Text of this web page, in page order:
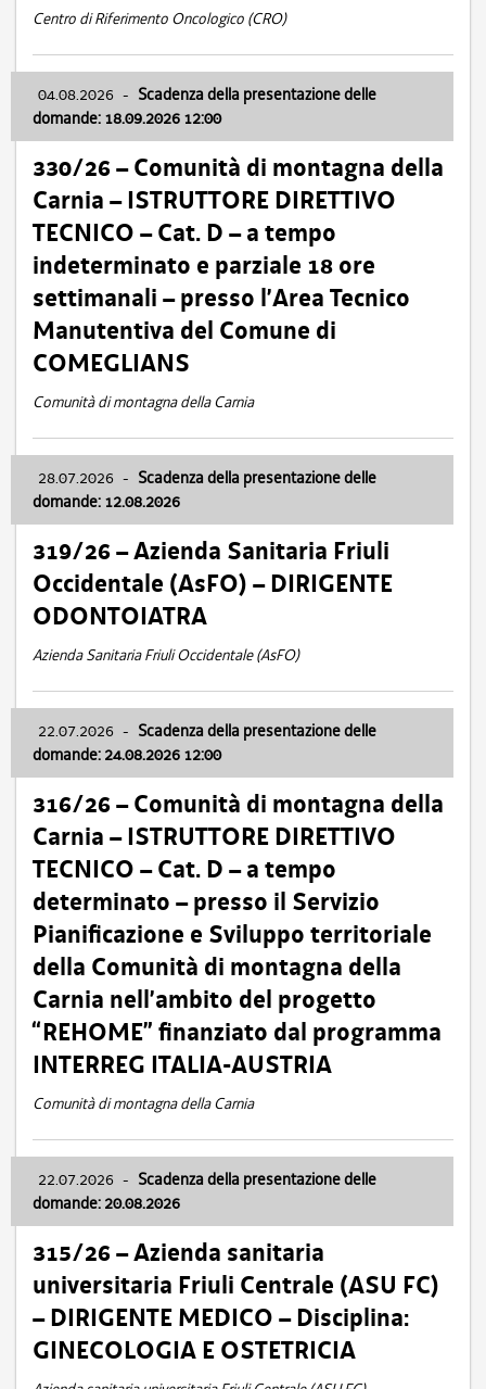
Centro di Riferimento Oncologico (CRO)
04.08.2026 - Scadenza della presentazione delle
domande: 18.09.2026 12:00
330/26 – Comunità di montagna della
Carnia – ISTRUTTORE DIRETTIVO
TECNICO – Cat. D – a tempo
indeterminato e parziale 18 ore
settimanali – presso l’Area Tecnico
Manutentiva del Comune di
COMEGLIANS
Comunità di montagna della Carnia
28.07.2026 - Scadenza della presentazione delle
domande: 12.08.2026
319/26 – Azienda Sanitaria Friuli
Occidentale (AsFO) – DIRIGENTE
ODONTOIATRA
Azienda Sanitaria Friuli Occidentale (AsFO)
22.07.2026 - Scadenza della presentazione delle
domande: 24.08.2026 12:00
316/26 – Comunità di montagna della
Carnia – ISTRUTTORE DIRETTIVO
TECNICO – Cat. D – a tempo
determinato – presso il Servizio
Pianificazione e Sviluppo territoriale
della Comunità di montagna della
Carnia nell’ambito del progetto
“REHOME” finanziato dal programma
INTERREG ITALIA-AUSTRIA
Comunità di montagna della Carnia
22.07.2026 - Scadenza della presentazione delle
domande: 20.08.2026
315/26 – Azienda sanitaria
universitaria Friuli Centrale (ASU FC)
– DIRIGENTE MEDICO – Disciplina:
GINECOLOGIA E OSTETRICIA